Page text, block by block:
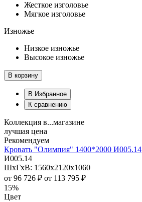
Жесткое изголовье
Мягкое изголовье
Изножье
Низкое изножье
Высокое изножье
В корзину
В Избранное
К сравнению
Коллекция в...магазине
лучшая цена
Рекомендуем
Кровать "Олимпия" 1400*2000 И005.14
И005.14
ШхГхВ: 1560х2120х1060
от 96 726 ₽ от 113 795 ₽
15%
Цвет